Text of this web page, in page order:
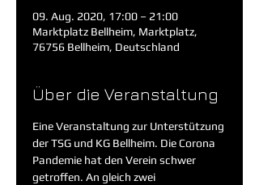
09. Aug. 2020, 17:00 – 21:00
Marktplatz Bellheim, Marktplatz,
76756 Bellheim, Deutschland
Über die Veranstaltung
Eine Veranstaltung zur Unterstützung
der TSG und KG Bellheim. Die Corona
Pandemie hat den Verein schwer
getroffen. An gleich zwei